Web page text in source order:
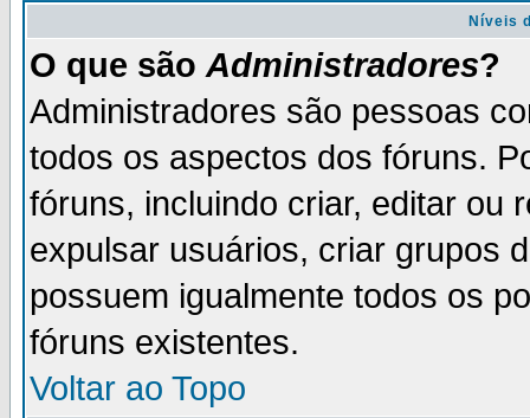
Níveis
O que são Administradores?
Administradores são pessoas
todos os aspectos dos fóruns.
fóruns, incluindo criar, editar ou
expulsar usuários, criar grupos
possuem igualmente todos os
fóruns existentes.
Voltar ao Topo